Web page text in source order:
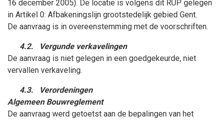
16 december 2005). De locatie is volgens dit RUP gelegen
in Artikel 0: Afbakeningslijn grootstedelijk gebied Gent.
De aanvraag is in overeenstemming met de voorschriften.
4.2.
Vergunde verkavelingen
De aanvraag is niet gelegen in een goedgekeurde, niet
vervallen verkaveling.
4.3.
Verordeningen
Algemeen Bouwreglement
De aanvraag werd getoetst aan de bepalingen van het